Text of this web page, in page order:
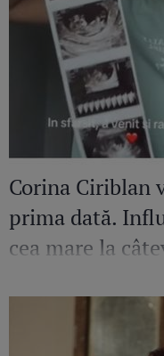
Corina Ciriblan
prima dată.
cea mare la